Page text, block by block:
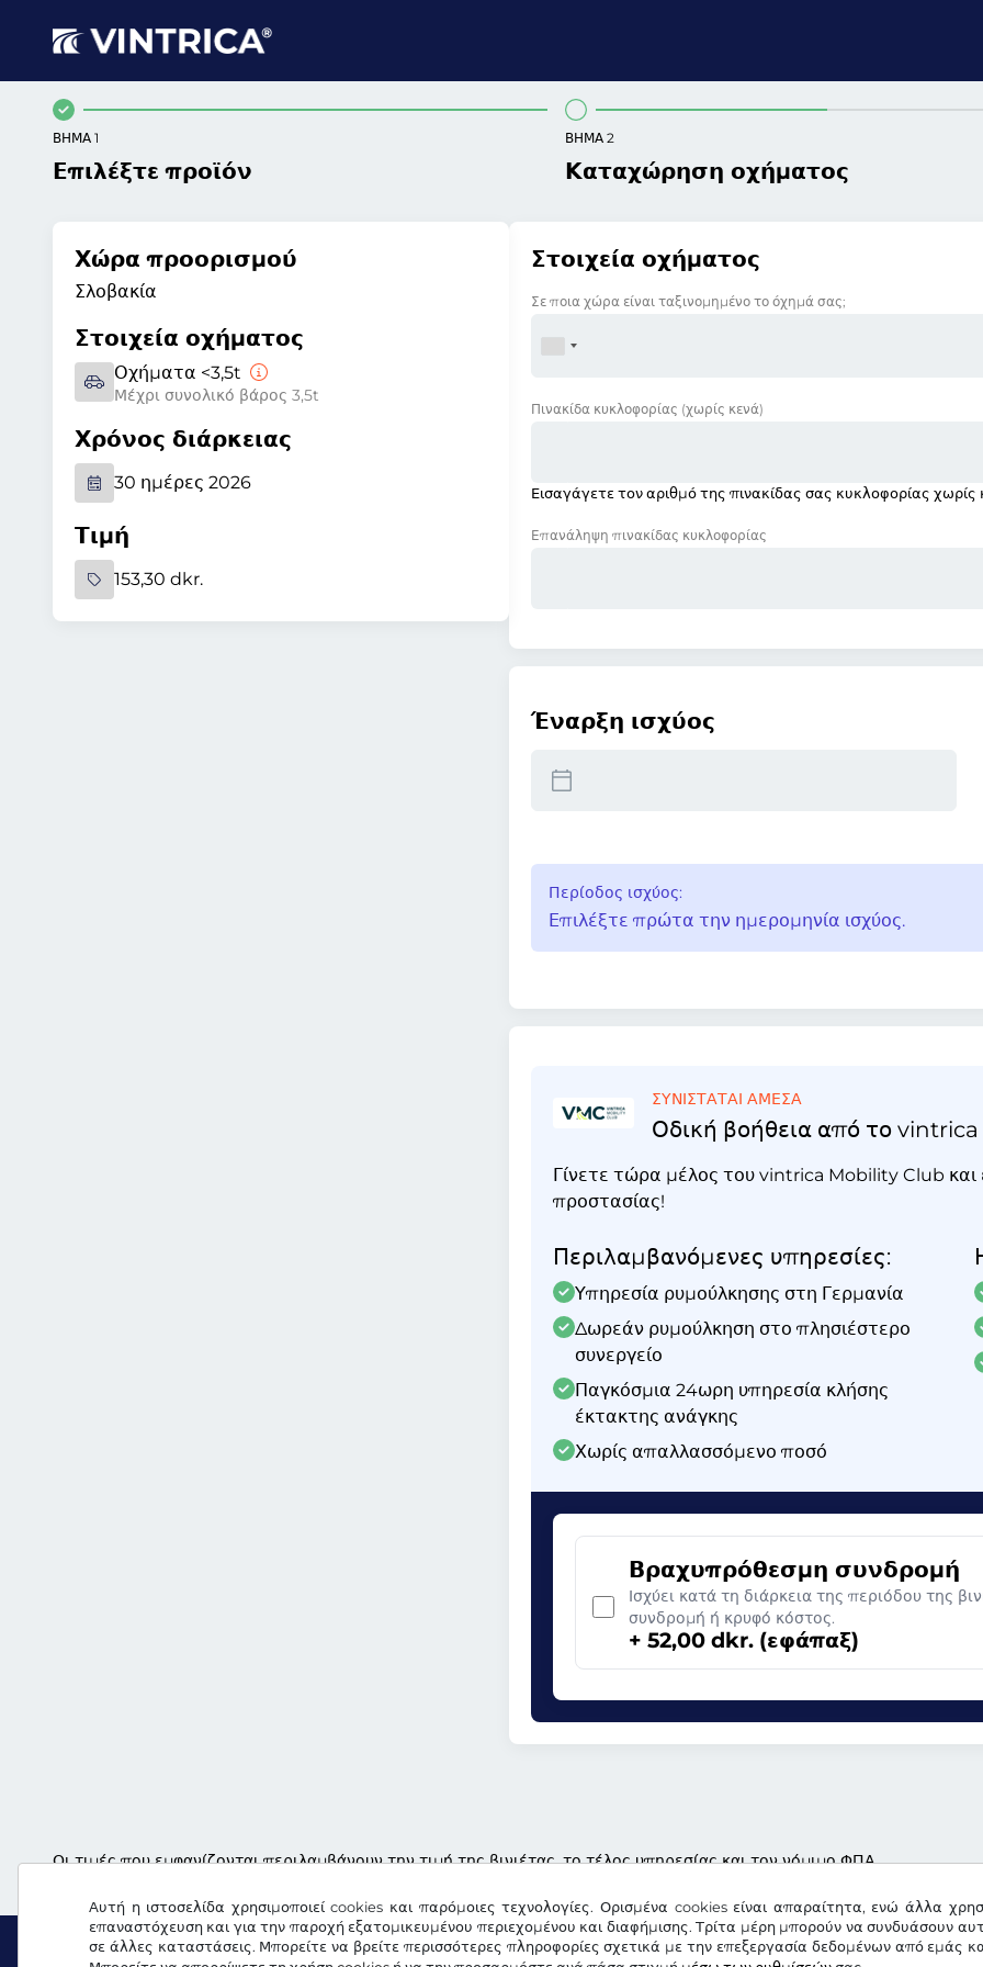
Αυτή η ιστοσελίδα χρησιμοποιεί cookies και παρόμοιες τεχνολογίες. Ορισμένα cookies είναι απαραίτητα, ενώ άλλα
επαναστόχευση και για την παροχή εξατομικευμένου περιεχομένου και διαφήμισης. Τρίτα μέρη μπορούν να συνδυάσουν
σε άλλες καταστάσεις. Μπορείτε να βρείτε περισσότερες πληροφορίες σχετικά με την επεξεργασία δεδομένων από εμάς
ΒΉΜΑ 1
Επιλέξτε προϊόν
ΒΉΜΑ 2
Καταχώρηση οχήματος
Χώρα προορισμού
Σλοβακία
Στοιχεία οχήματος
Οχήματα <3,5t
Μέχρι συνολικό βάρος 3,5t
Χρόνος διάρκειας
30 ημέρες 2026
Τιμή
153,30 dkr.
Στοιχεία οχήματος
Σε ποια χώρα είναι ταξινομημένο το όχημά σας;
Πινακίδα κυκλοφορίας (χωρίς κενά)
Εισαγάγετε τον αριθμό της πινακίδας σας κυκλοφορίας χωρίς
Επανάληψη πινακίδας κυκλοφορίας
Έναρξη ισχύος
Περίοδος ισχύος:
Επιλέξτε πρώτα την ημερομηνία ισχύος.
ΣΥΝΙΣΤΑΤΑΙ ΑΜΕΣΑ
Οδική βοήθεια από το
Γίνετε τώρα μέλος του vintrica Mobility Club και
προστασίας!
Περιλαμβανόμενες υπηρεσίες:
Υπηρεσία ρυμούλκησης στη Γερμανία
Δωρεάν ρυμούλκηση στο πλησιέστερο
συνεργείο
Παγκόσμια 24ωρη υπηρεσία κλήσης
έκτακτης ανάγκης
Χωρίς απαλλασσόμενο ποσό
Βραχυπρόθεσμη συνδρομή
Ισχύει κατά τη διάρκεια της περιόδου της
συνδρομή ή κρυφό κόστος.
+ 52,00 dkr. (εφάπαξ)
Οι τιμές που εμφανίζονται περιλαμβάνουν την τιμή της βινιέτας, το τέλος υπηρεσίας και τον νόμιμο ΦΠΑ